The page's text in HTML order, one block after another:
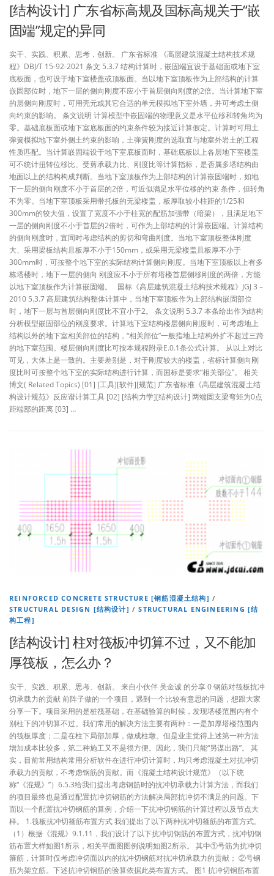
[结构设计] 广东省标高规及国标高规关于“嵌
固端”规定的异同
实干、实践、积累、思考，创新。 广东省标准 《高层建筑混凝土结构技术规
程》DBJ/T 15-92-2021 条文 5.3.7 结构计算时，嵌固端宜设于基础面或地下室
底板面，也可设于地下室楼盖或顶板面。当以地下室顶板作为上部结构的计算
嵌固部位时，地下一层的侧向刚度不应小于首层侧向刚度的2倍。当计算地下室
的层侧向刚度时，可用壳元或其它合适的单元模拟地下室外墙，并可考虑土侧
向约束的影响。 条文说明 计算模型中嵌固端的物理意义是水平位移和转角均为
零。基础底板面或地下室底板面的约束条件较为接近计算假定。计算时可用土
弹簧模拟地下室外侧土约束的影响，土弹簧刚度的选取宜与地室外岩土的工程
性质匹配。当计算嵌固端设于地下室底板面时，基础底板以上各层地下室楼盖
可不统计扭转位移比、受剪承载力比、刚度比等计算指标，是否属多塔结构由
地面以上的结构构成判断。当地下室顶板作为上部结构的计算嵌固端时，如地
下一层的侧向刚度不小于首层的2倍，可近似满足水平位移的约束 条件，但转角
不为零。当地下室顶板采用带托板的无梁楼盖，板厚取较小柱距的1/25和
300mm的较大值，设置了宽度不小于柱宽的配筋加强带（暗梁），且满足地下
一层的侧向刚度不小于首层的2倍时，可作为上部结构的计算嵌固端。计算结构
的侧向刚度时，宜同时考虑结构的剪切和弯曲刚度。当地下室顶板整体刚度
大、采用梁板结构且板厚不小于150mm，或采用无梁楼盖且板厚不小于
300mm时，可按整个地下室的实际结构计算侧向刚度。当地下室顶板以上有多
栋塔楼时，地下一层的侧向 刚度应不小于所有塔楼首层侧移刚度的两倍，方能
以地下室顶板作为计算嵌固端。 国标《高层建筑混凝土结构技术规程》JGJ 3 –
2010 5.3.7 高层建筑结构整体计算中，当地下室顶板作为上部结构嵌固部位
时，地下一层与首层侧向刚度比不宜小于2。 条文说明 5.3.7 本条给出作为结构
分析模型嵌固部位的刚度要求。计算地下室结构楼层侧向刚度时，可考虑地上
结构以外的地下室相关部位的结构，“相关部位”一般指地上结构外扩不超过三跨
的地下室范围。楼层侧向刚度比可按本规程附录E.0.1条公式计算。 从以上对比
可见，大体上是一致的。主要差别是，对于刚度较大的楼盖，省标计算侧向刚
度比时可按整个地下室的实际结构进行计算，而国标是要求“相关部位”。 相关
博文( Related Topics) [01] [工具][软件][规范] 广东省标准《高层建筑混凝土结
构设计规范》反应谱计算工具 [02] [结构力学][结构设计] 两端固支梁弯矩为0点
距端部的距离 [03] …
REINFORCED CONCRETE STRUCTURE [钢筋混凝土结构] /
STRUCTURAL DESIGN [结构设计] /STRUCTURAL ENGINEERING [结
构工程]
[结构设计] 柱对筏板冲切算不过，又不能加
厚筏板，怎么办？
实干、实践、积累、思考、创新。 来自小伙伴 吴金诚 的分享 0 钢筋对筏板抗冲
切承载力的贡献 前阵子做的一个项目，遇到一个比较有意思的问题，想跟大家
分享一下。项目采用的是桩筏基础，在基础验算的时候，发现塔楼范围内有个
别柱下的冲切算不过。我们常用的解决方法主要有两种：一是加厚塔楼范围内
的筏板厚度；二是在柱下局部加厚，做成柱墩。但是业主觉得上述第一种方法
增加成本比较多，第二种施工又不是很方便。因此，我们只能“另谋出路”。 其
实，目前常用结构常用分析软件在进行冲切计算时，均只考虑混凝土对抗冲切
承载力的贡献，不考虑钢筋的贡献。而《混凝土结构设计规范》（以下统
称“《混规》”）6.5.3给我们提出考虑钢筋时的抗冲切承载力计算方法，而我们
的项目最终也是通过配置抗冲切钢筋的方法解决局部抗冲切不满足的问题。下
面以一个配置抗冲切钢筋的算例，介绍一下抗冲切钢筋的计算过程以及节点大
样。 1.筏板抗冲切箍筋布置方式 我们提出了以下两种抗冲切箍筋的布置方式。
（1）根据《混规》9.1.11，我们设计了以下抗冲切钢筋的布置方式，抗冲切钢
筋布置大样如图1所示，相关平面图图例说明如图2所示。 其中①号筋为抗冲切
箍筋，计算时仅考虑冲切面以内的抗冲切钢筋对抗冲切承载力的贡献； ②号钢
筋为架立筋。下述抗冲切钢筋的验算依据此类布置方式。 图1 抗冲切钢筋布置